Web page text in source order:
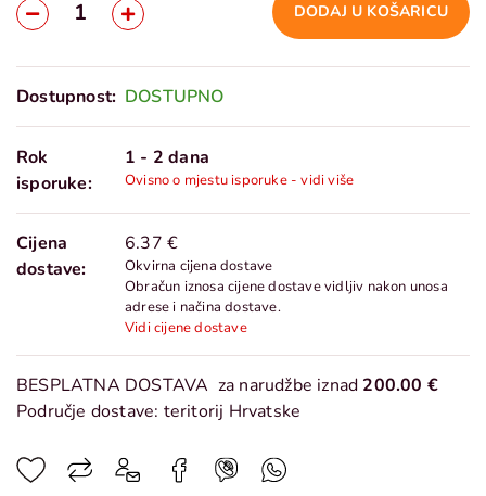
DODAJ U KOŠARICU
Dostupnost: DOSTUPNO
Rok
isporuke:
1 - 2 dana
Ovisno o mjestu isporuke - vidi više
Cijena
dostave:
6.37 €
Okvirna cijena dostave
Obračun iznosa cijene dostave vidljiv nakon unosa
adrese i načina dostave.
Vidi cijene dostave
BESPLATNA DOSTAVA za narudžbe iznad 200.00 €
Područje dostave: teritorij Hrvatske